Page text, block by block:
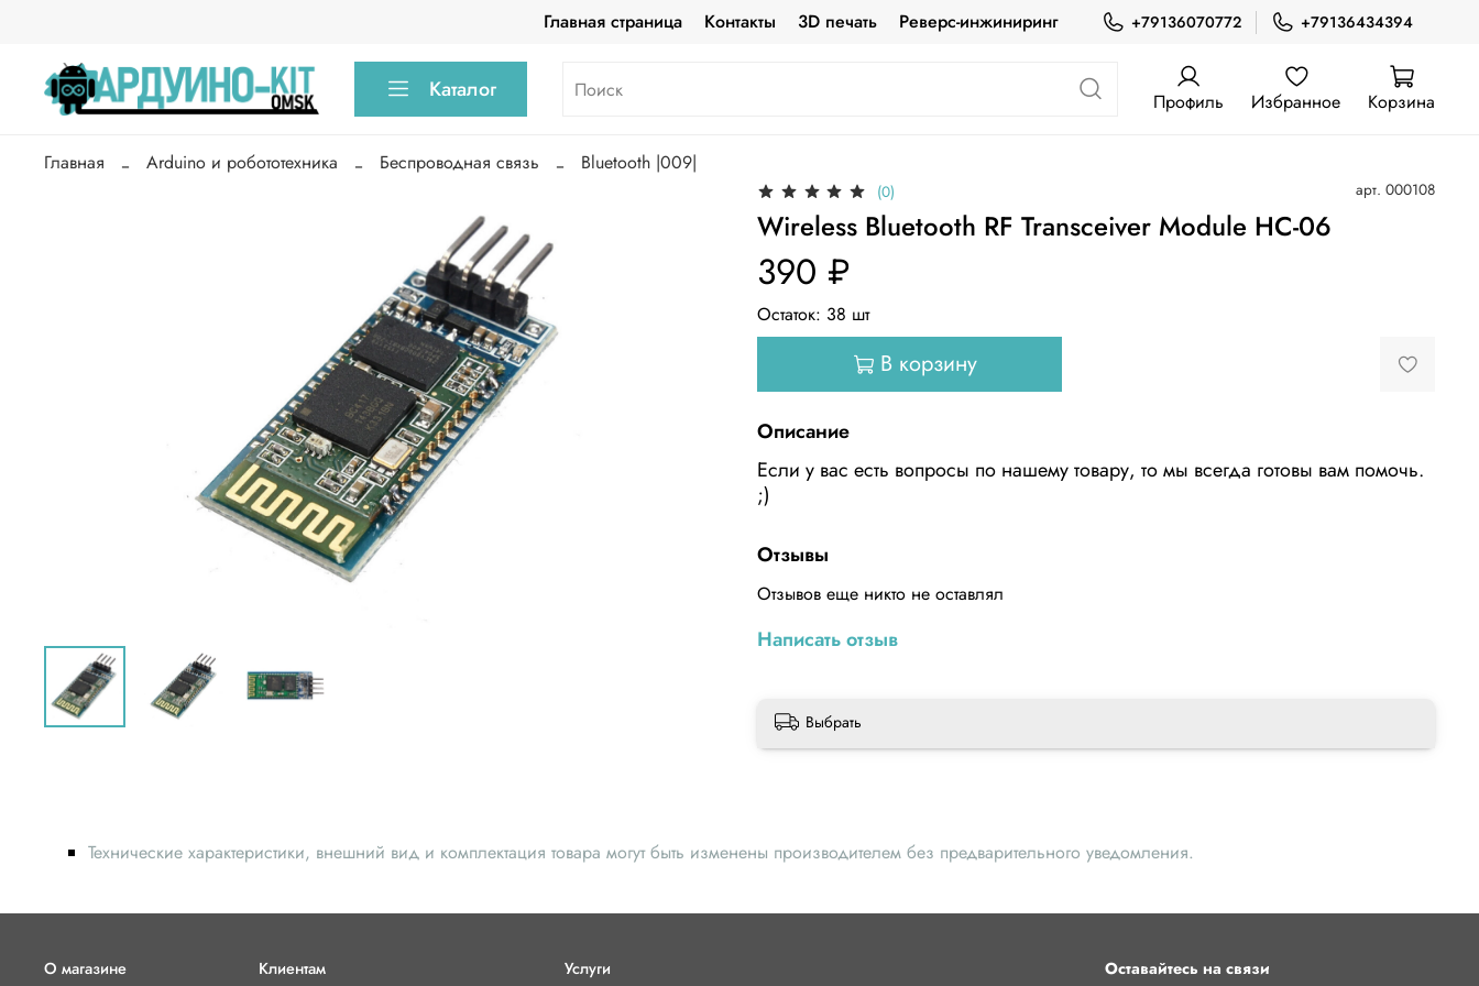
Главная страница Контакты 3D печать Реверс-инжиниринг +79136070772 +79136434394
Каталог Профиль Избранное Корзина
Главная Arduino и робототехника Беспроводная связь Bluetooth |009|
(0) арт. 000108
Wireless Bluetooth RF Transceiver Module HC-06
390 ₽
Остаток: 38 шт
В корзину
Описание
Если у вас есть вопросы по нашему товару, то мы всегда готовы вам помочь.
;)
Отзывы
Отзывов еще никто не оставлял
Написать отзыв
Выбрать
Технические характеристики, внешний вид и комплектация товара могут быть изменены производителем без предварительного уведомления.
О магазине Клиентам Услуги Оставайтесь на связи